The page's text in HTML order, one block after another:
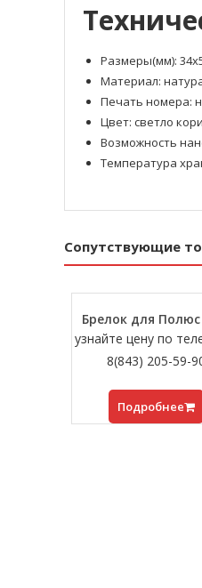
Размеры(мм):
Материал:
Печать номера:
Цвет: светло
Возможность
Температура
Сопутствующие
Брелок для Полюс
узнайте цену по
8(843) 205-59-
Подробнее